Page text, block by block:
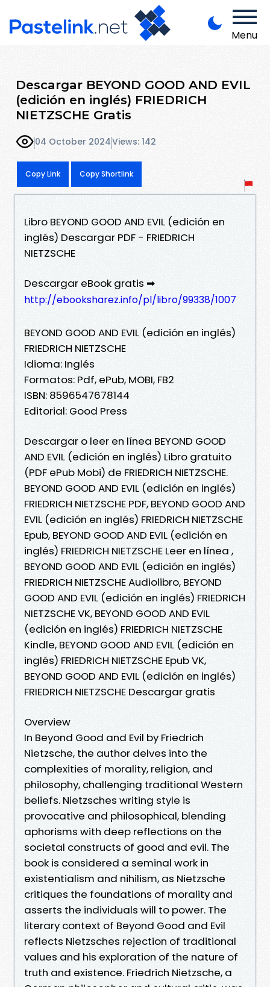
Menu
Descargar BEYOND GOOD AND EVIL
(edición en inglés) FRIEDRICH
NIETZSCHE Gratis
04 October 2024Views: 142
Copy Link Copy Shortlink
Libro BEYOND GOOD AND EVIL (edición en
inglés) Descargar PDF - FRIEDRICH
NIETZSCHE
Descargar eBook gratis ➡
http://ebooksharez.info/pl/libro/99338/1007
BEYOND GOOD AND EVIL (edición en inglés)
FRIEDRICH NIETZSCHE
Idioma: Inglés
Formatos: Pdf, ePub, MOBI, FB2
ISBN: 8596547678144
Editorial: Good Press
Descargar o leer en línea BEYOND GOOD
AND EVIL (edición en inglés) Libro gratuito
(PDF ePub Mobi) de FRIEDRICH NIETZSCHE.
BEYOND GOOD AND EVIL (edición en inglés)
FRIEDRICH NIETZSCHE PDF, BEYOND GOOD AND
EVIL (edición en inglés) FRIEDRICH NIETZSCHE
Epub, BEYOND GOOD AND EVIL (edición en
inglés) FRIEDRICH NIETZSCHE Leer en línea ,
BEYOND GOOD AND EVIL (edición en inglés)
FRIEDRICH NIETZSCHE Audiolibro, BEYOND
GOOD AND EVIL (edición en inglés) FRIEDRICH
NIETZSCHE VK, BEYOND GOOD AND EVIL
(edición en inglés) FRIEDRICH NIETZSCHE
Kindle, BEYOND GOOD AND EVIL (edición en
inglés) FRIEDRICH NIETZSCHE Epub VK,
BEYOND GOOD AND EVIL (edición en inglés)
FRIEDRICH NIETZSCHE Descargar gratis
Overview
In Beyond Good and Evil by Friedrich
Nietzsche, the author delves into the
complexities of morality, religion, and
philosophy, challenging traditional Western
beliefs. Nietzsches writing style is
provocative and philosophical, blending
aphorisms with deep reflections on the
societal constructs of good and evil. The
book is considered a seminal work in
existentialism and nihilism, as Nietzsche
critiques the foundations of morality and
asserts the individuals will to power. The
literary context of Beyond Good and Evil
reflects Nietzsches rejection of traditional
values and his exploration of the nature of
truth and existence. Friedrich Nietzsche, a